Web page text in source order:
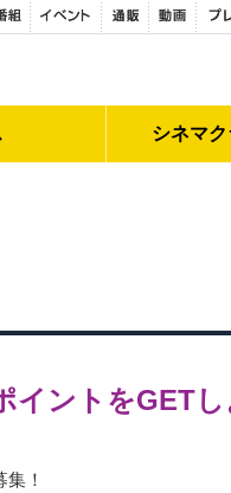
シネマ
イントをGETし
！